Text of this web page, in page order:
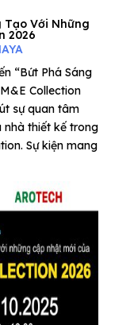
Tạo Với Những
2026
“Bứt Phá Sáng
Collection
sự quan tâm
nhà thiết kế trong
Sự kiện mang